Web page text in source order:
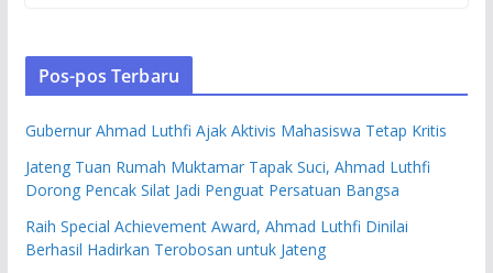
Pos-pos Terbaru
Gubernur Ahmad Luthfi Ajak Aktivis Mahasiswa Tetap Kritis
Jateng Tuan Rumah Muktamar Tapak Suci, Ahmad Luthfi
Dorong Pencak Silat Jadi Penguat Persatuan Bangsa
Raih Special Achievement Award, Ahmad Luthfi Dinilai
Berhasil Hadirkan Terobosan untuk Jateng